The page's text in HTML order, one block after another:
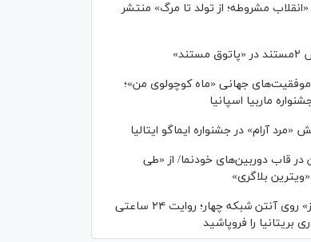
مشروطه؛ از تولد تا مرگ» منتشر
موفقیت‌های جهانی «ماه کوچولوی من»؛
ماربیا اسپانیا
آرام» در جشنواره ایماگو ایتالیا
در قاب دوربین‌های خودنما/ از «طی
بلاگری»
«سوئز» روی آنتن شبکه چهار؛ روایت ۲۴ ساعتی
بریتانیا را فروپاشید